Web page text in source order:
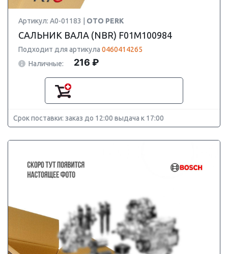
Артикул: A0-01183 | OTO PERK
САЛЬНИК ВАЛА (NBR) F01M100984
Подходит для артикула 0460414265
Наличные:
216 ₽
Срок поставки: заказ до 12:00 выдача к 17:00